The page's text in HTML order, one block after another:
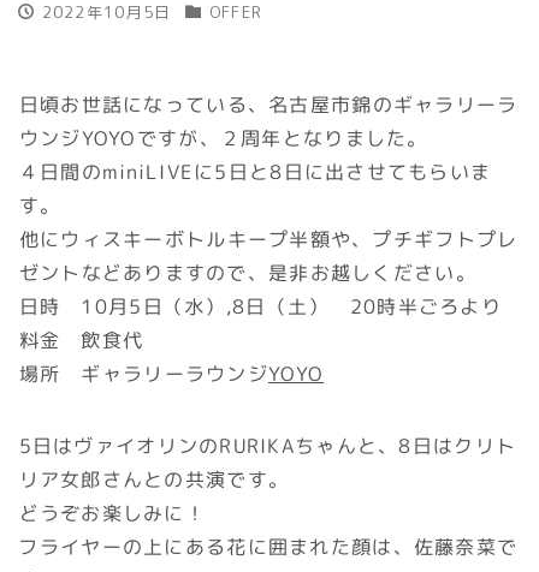
2022年10月5日
OFFER
日頃お世話になっている、名古屋市錦のギャラリーラ
ウンジYOYOですが、２周年となりました。
４日間のminiLIVEに5日と8日に出させてもらいま
す。
他にウィスキーボトルキープ半額や、プチギフトプレ
ゼントなどありますので、是非お越しください。
日時 10月5日（水）,8日（土） 20時半ごろより
料金 飲食代
場所 ギャラリーラウンジYOYO
5日はヴァイオリンのRURIKAちゃんと、8日はクリト
リア女郎さんとの共演です。
どうぞお楽しみに！
フライヤーの上にある花に囲まれた顔は、佐藤奈菜で